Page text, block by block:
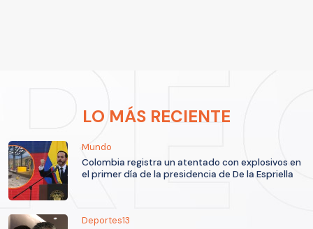
LO MÁS RECIENTE
Mundo
Colombia registra un atentado con explosivos en
el primer día de la presidencia de De la Espriella
Deportes13